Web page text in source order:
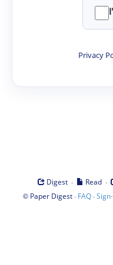
Privacy
Digest · Read ·
© Paper Digest· FAQ·